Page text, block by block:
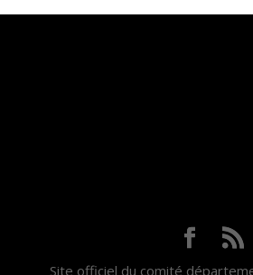
Site officiel du comité